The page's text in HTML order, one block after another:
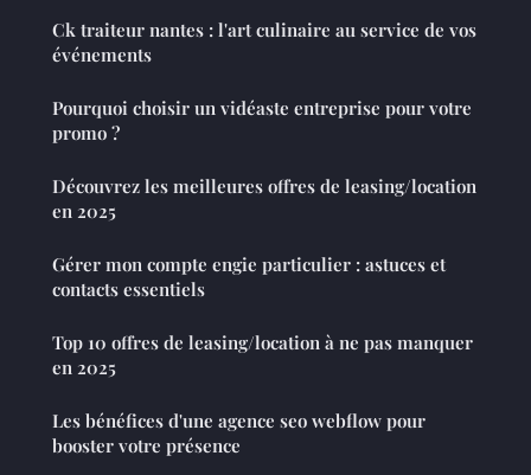
Ck traiteur nantes : l'art culinaire au service de vos
événements
Pourquoi choisir un vidéaste entreprise pour votre
promo ?
Découvrez les meilleures offres de leasing/location
en 2025
Gérer mon compte engie particulier : astuces et
contacts essentiels
Top 10 offres de leasing/location à ne pas manquer
en 2025
Les bénéfices d'une agence seo webflow pour
booster votre présence